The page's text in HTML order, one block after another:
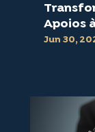
Apoios
Jun 30,